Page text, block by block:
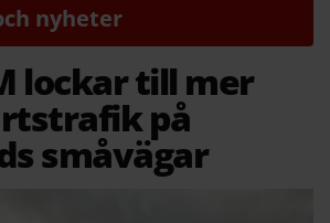
nyheter
lockar till mer
på
småvägar